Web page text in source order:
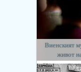
Виенският
живот